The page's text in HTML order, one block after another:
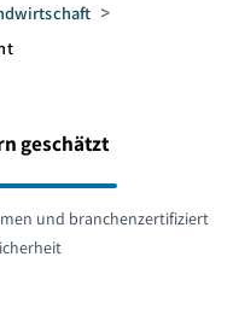
>
geschätzt
und branchenzertifiziert